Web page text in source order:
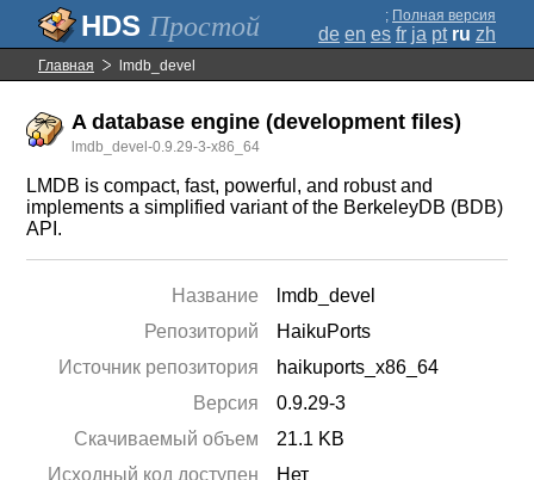
Простой ; Полная версия
de en es fr ja pt ru zh
Главная lmdb_devel
A database engine (development files)
lmdb_devel-0.9.29-3-x86_64
LMDB is compact, fast, powerful, and robust and
implements a simplified variant of the BerkeleyDB (BDB)
API.
Название
lmdb_devel
Репозиторий
HaikuPorts
Источник репозитория
haikuports_x86_64
Версия
0.9.29-3
Скачиваемый объем
21.1 KB
Исходный код доступен
Нет